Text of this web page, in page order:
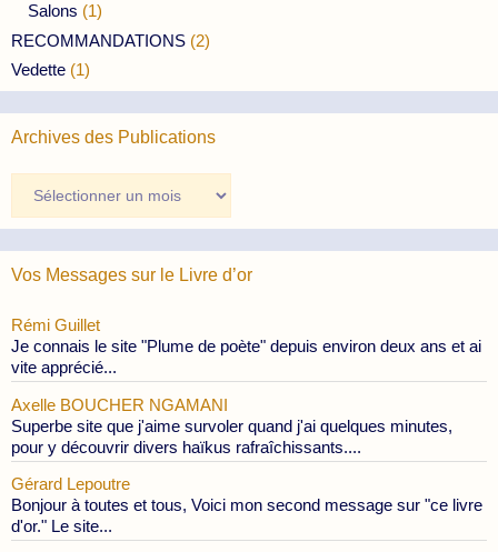
Salons (1)
RECOMMANDATIONS (2)
Vedette (1)
Archives des Publications
des
Publications
Vos Messages sur le Livre d’or
Rémi Guillet
Je connais le site "Plume de poète" depuis environ deux ans et ai
vite apprécié...
Axelle BOUCHER NGAMANI
Superbe site que j'aime survoler quand j'ai quelques minutes,
pour y découvrir divers haïkus rafraîchissants....
Gérard Lepoutre
Bonjour à toutes et tous, Voici mon second message sur "ce livre
d'or." Le site...